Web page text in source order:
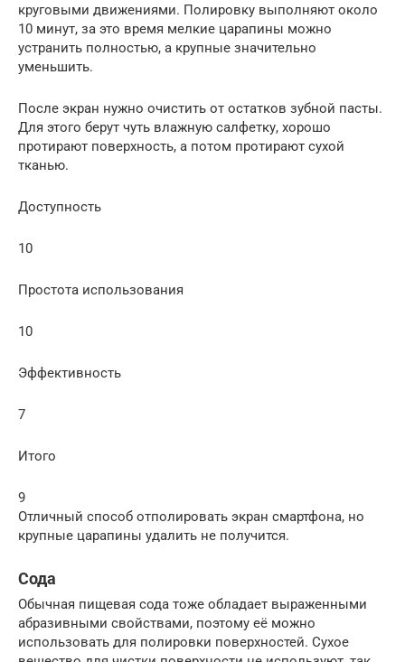
круговыми движениями. Полировку выполняют около
10 минут, за это время мелкие царапины можно
устранить полностью, а крупные значительно
уменьшить.
После экран нужно очистить от остатков зубной пасты.
Для этого берут чуть влажную салфетку, хорошо
протирают поверхность, а потом протирают сухой
тканью.
Доступность
10
Простота использования
10
Эффективность
7
Итого
9
Отличный способ отполировать экран смартфона, но
крупные царапины удалить не получится.
Сода
Обычная пищевая сода тоже обладает выраженными
абразивными свойствами, поэтому её можно
использовать для полировки поверхностей. Сухое